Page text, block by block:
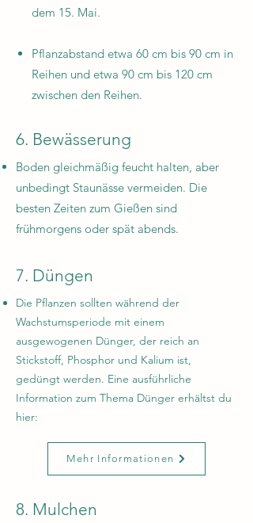
dem 15. Mai.
Pflanzabstand etwa 60 cm bis 90 cm in
Reihen und etwa 90 cm bis 120 cm
zwischen den Reihen.
6. Bewässerung
Boden gleichmäßig feucht halten, aber
unbedingt Staunässe vermeiden. Die
besten Zeiten zum Gießen sind
frühmorgens oder spät abends.
7. Düngen
Die Pflanzen sollten während der
Wachstumsperiode mit einem
ausgewogenen Dünger, der reich an
Stickstoff, Phosphor und Kalium ist,
gedüngt werden. Eine ausführliche
Information zum Thema Dünger erhältst du
hier:
Mehr Informationen
8. Mulchen